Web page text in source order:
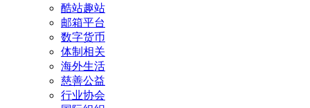
酷站趣站
邮箱平台
数字货币
体制相关
海外生活
慈善公益
行业协会